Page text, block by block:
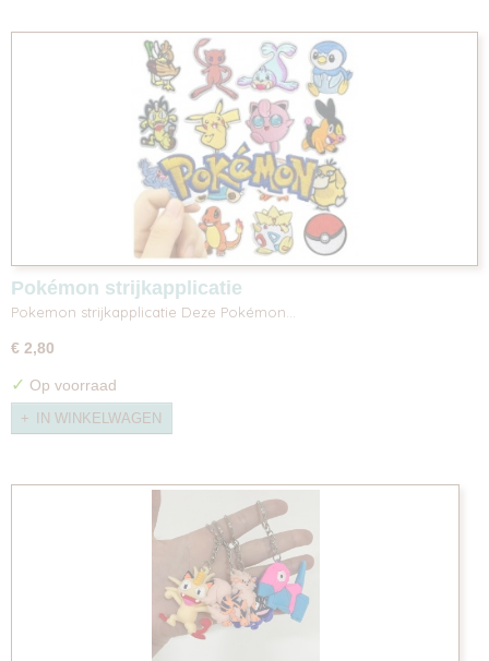
Pokémon strijkapplicatie
Pokemon strijkapplicatie Deze Pokémon…
€ 2,80
✓ Op voorraad
IN WINKELWAGEN